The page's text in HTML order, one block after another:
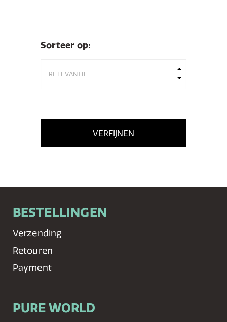
Sorteer op:
VERFIJNEN
BESTELLINGEN
Verzending
Retouren
Payment
PURE WORLD